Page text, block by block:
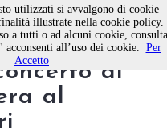
a
di
al
utilizzati si avvalgono di cookie
illustrate nella cookie policy.
a tutti o ad alcuni cookie, consulta
all’uso dei cookie. Per
Accetto